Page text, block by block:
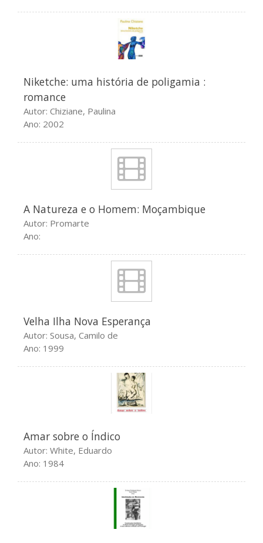
Estudos sobre o Oceano
Índico: Antologia de textos
teóricos
Oceano Índico: circulações e
Outras fronteiras: fragmentos
de narrativas, de Ana Mafalda
Leite
Fevereiro 2020
Dezembro 2019
Setembro 2019
Maio 2019
Dezembro 2018
Novembro 2018
Setembro 2018
Março 2017
Fevereiro 2017
Niketche: uma história de poligamia :
romance
Autor: Chiziane, Paulina
Ano: 2002
A Natureza e o Homem: Moçambique
Autor: Promarte
Ano:
Velha Ilha Nova Esperança
Autor: Sousa, Camilo de
Ano: 1999
Amar sobre o Índico
Autor: White, Eduardo
Ano: 1984